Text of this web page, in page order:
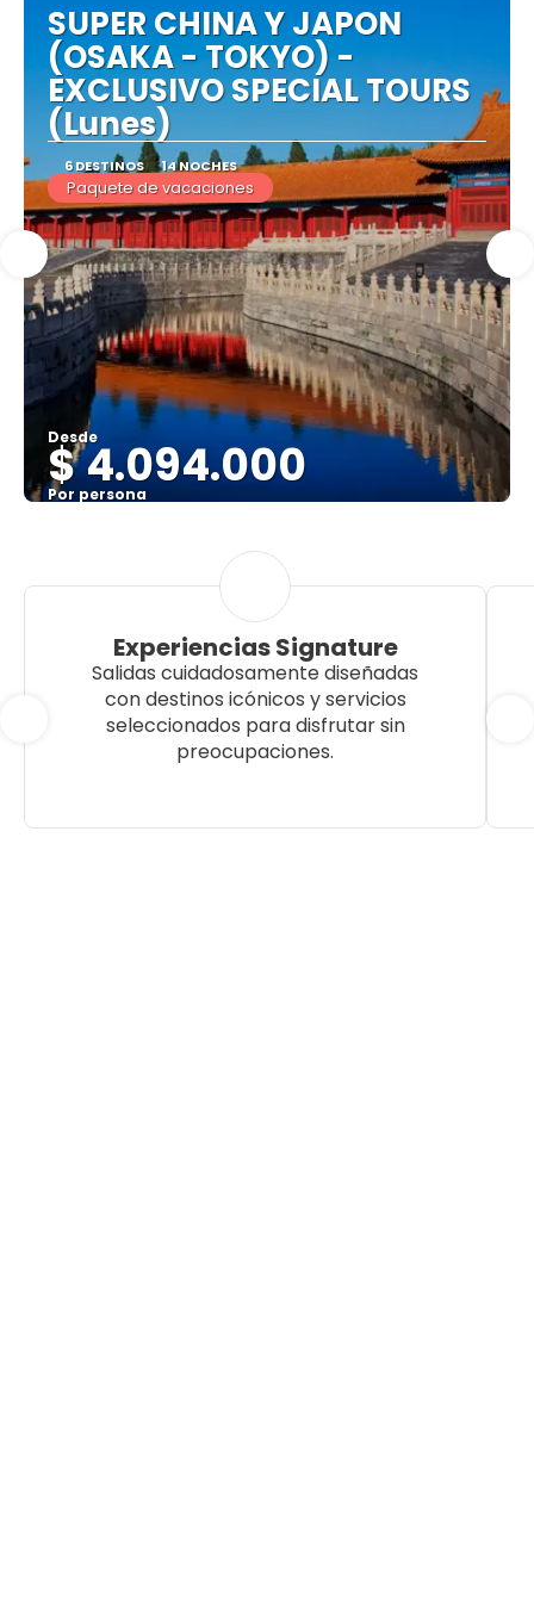
SUPER CHINA Y JAPON
(OSAKA - TOKYO) -
EXCLUSIVO SPECIAL TOURS
(Lunes)
6 DESTINOS 14 NOCHES
Paquete de vacaciones
Desde
$ 4.094.000
Por persona
Experiencias Signature
Salidas cuidadosamente diseñadas
con destinos icónicos y servicios
seleccionados para disfrutar sin
preocupaciones.